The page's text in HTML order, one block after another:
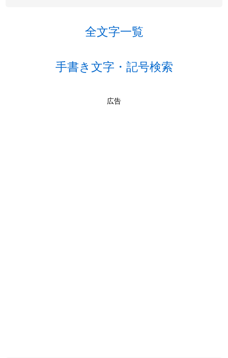
全文字一覧
手書き文字・記号検索
広告